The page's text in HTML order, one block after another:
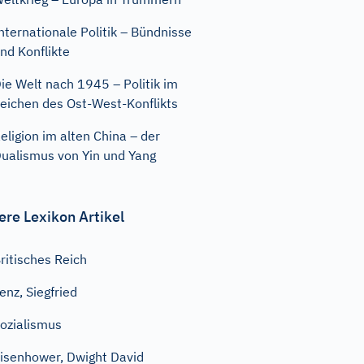
Politik – Bündnisse
Konflikte
Welt nach 1945 – Politik im
des Ost-West-Konflikts
im alten China – der
von Yin und Yang
Lexikon Artikel
Reich
Siegfried
Dwight David